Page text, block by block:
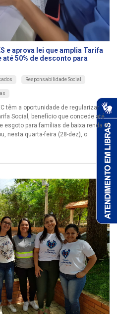
e aprova lei que amplia Tarifa
50% de desconto para
Responsabilidade Social
têm a oportunidade de regularizar
Social, benefício que concede até
esgoto para famílias de baixa renda O
nesta quarta-feira (28-dez), o